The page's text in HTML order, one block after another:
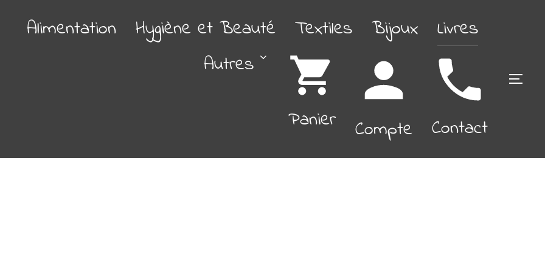
Alimentation Hygiène et Beauté Textiles Bijoux
Livres
Autres
Panier Compte Contact